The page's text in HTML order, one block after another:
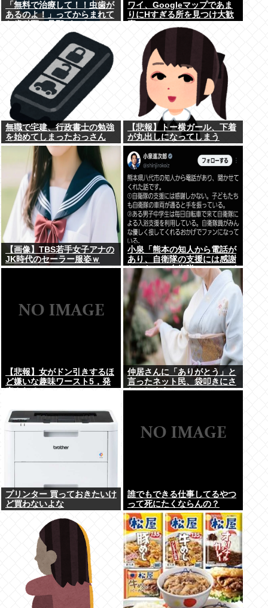
「無料で治療して！！虫歯が
あるのよ！」ってからまれて
ワイ、Googleマップであま
りにΗすぎる所を見つけ大歓
無職で宅建、行政書士の勉強
を始めてしまったおっさん
【悲報】トー横ガール、下着
が丸出しになってしまう
www
【画像】TBS若手女子アナの
JK時代のセーラー服姿ｗ
小泉「熊本の知人から電話が
あり、自衛隊の支援には感謝
しかない、自衛隊のファンが
増えてるとのこと 」
【悲報】女がドン引きするほ
ど嫌いな趣味ワースト5，発
仲居さんに「ありがとう」と
言ったネット民、袋叩きにさ
れてしまう…
プリンター 買っておきたいけ
ど買わないよな
誰でもできる仕事してるやつ
って死にたくならんの？